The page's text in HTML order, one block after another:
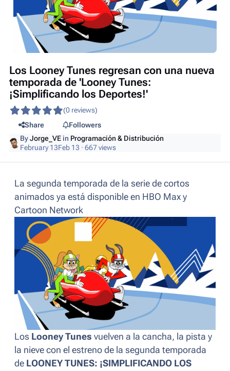
Los Looney Tunes regresan con una nueva
temporada de 'Looney Tunes:
¡Simplificando los Deportes!'
(0 reviews)
Share
Followers
ByJorge_VE in Programación & Distribución
February 13Feb 13 · 667 views
La segunda temporada de la serie de cortos
animados ya está disponible en HBO Max y
Cartoon Network
Los Looney Tunes vuelven a la cancha, la pista y
la nieve con el estreno de la segunda temporada
de LOONEY TUNES: ¡SIMPLIFICANDO LOS